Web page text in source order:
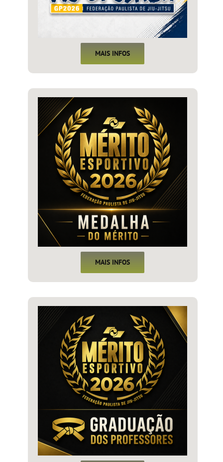
MAIS INFOS
MAIS INFOS